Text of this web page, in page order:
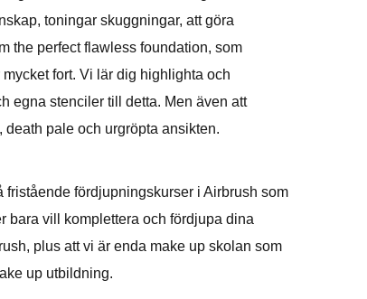
toningar skuggningar, att göra
the perfect flawless foundation, som
fort. Vi lär dig highlighta och
egna stenciler till detta. Men även att
pale och urgröpta ansikten.
fördjupningskurser i Airbrush som
bara vill komplettera och fördjupa dina
plus att vi är enda make up skolan som
up utbildning.